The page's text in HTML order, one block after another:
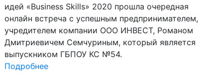
идей «Business Skills» 2020 прошла очередная
онлайн встреча с успешным предпринимателем,
учредителем компании ООО ИНВЕСТ, Романом
Дмитриевичем Семчуриным, который является
выпускником ГБПОУ КС №54.
Подробнее